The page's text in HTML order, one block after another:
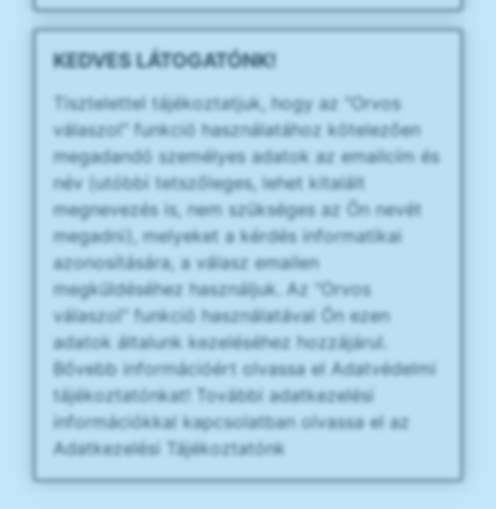
KEDVES LÁTOGATÓNK!
Tisztelettel tájékoztatjuk, hogy az "Orvos
válaszol" funkció használatához kötelezően
megadandó személyes adatok az emailcím és
név (utóbbi tetszőleges, lehet kitalált
megnevezés is, nem szükséges az Ön nevét
megadni), melyeket a kérdés informatikai
azonosítására, a válasz emailen
megküldéséhez használjuk. Az "Orvos
válaszol" funkció használatával Ön ezen
adatok általunk kezeléséhez hozzájárul.
Bővebb információért olvassa el Adatvédelmi
tájékoztatónkat! További adatkezelési
információkkal kapcsolatban olvassa el az
Adatkezelési Tájékoztatónk